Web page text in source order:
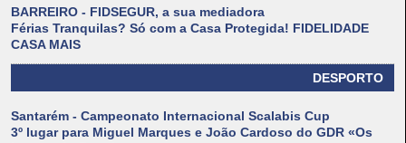
BARREIRO - FIDSEGUR, a sua mediadora
Férias Tranquilas? Só com a Casa Protegida! FIDELIDADE
CASA MAIS
DESPORTO
Santarém - Campeonato Internacional Scalabis Cup
3º lugar para Miguel Marques e João Cardoso do GDR «Os